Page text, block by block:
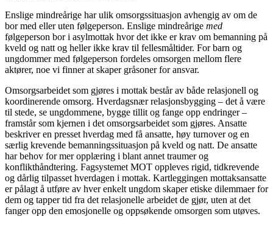
Enslige mindreårige har ulik omsorgssituasjon avhengig av om de
bor med eller uten følgeperson. Enslige mindreårige med
følgeperson bor i asylmottak hvor det ikke er krav om bemanning på
kveld og natt og heller ikke krav til fellesmåltider. For barn og
ungdommer med følgeperson fordeles omsorgen mellom flere
aktører, noe vi finner at skaper gråsoner for ansvar.
Omsorgsarbeidet som gjøres i mottak består av både relasjonell og
koordinerende omsorg. Hverdagsnær relasjonsbygging – det å være
til stede, se ungdommene, bygge tillit og fange opp endringer –
framstår som kjernen i det omsorgsarbeidet som gjøres. Ansatte
beskriver en presset hverdag med få ansatte, høy turnover og en
særlig krevende bemanningssituasjon på kveld og natt. De ansatte
har behov for mer opplæring i blant annet traumer og
konflikthåndtering. Fagsystemet MOT oppleves rigid, tidkrevende
og dårlig tilpasset hverdagen i mottak. Kartleggingen mottaksansatte
er pålagt å utføre av hver enkelt ungdom skaper etiske dilemmaer for
dem og tapper tid fra det relasjonelle arbeidet de gjør, uten at det
fanger opp den emosjonelle og oppsøkende omsorgen som utøves.